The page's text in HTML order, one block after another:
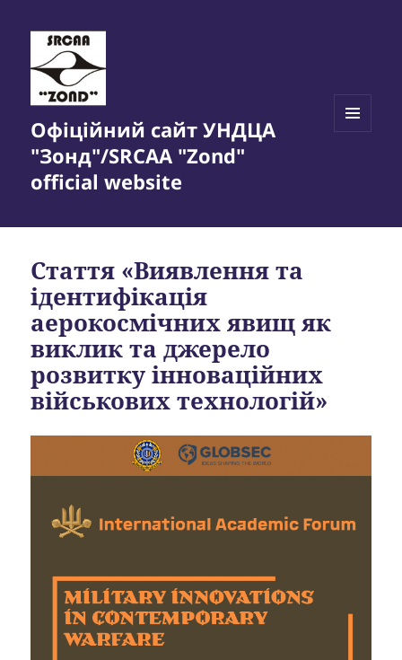
Офіційний сайт УНДЦА
"Зонд"/SRCAA "Zond"
official website
Стаття «Виявлення та
ідентифікація
аерокосмічних явищ як
виклик та джерело
розвитку інноваційних
військових технологій»